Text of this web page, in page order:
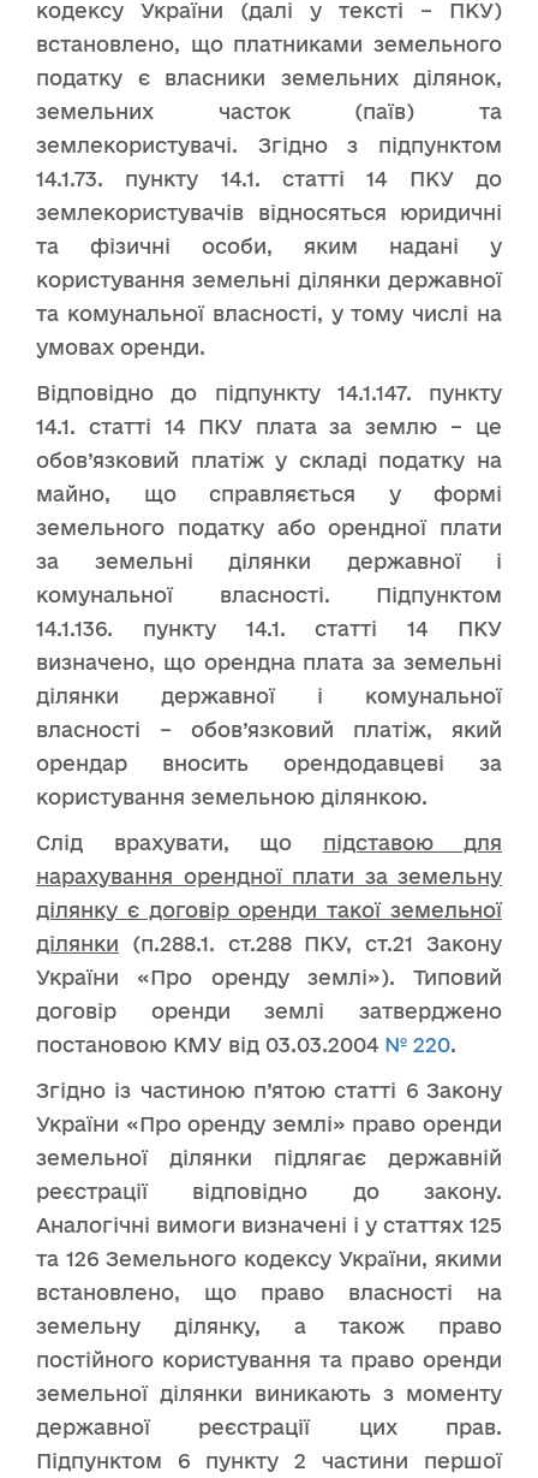
кодексу України (далі у тексті – ПКУ)
встановлено, що платниками земельного
податку є власники земельних ділянок,
земельних часток (паїв) та
землекористувачі. Згідно з підпунктом
14.1.73. пункту 14.1. статті 14 ПКУ до
землекористувачів відносяться юридичні
та фізичні особи, яким надані у
користування земельні ділянки державної
та комунальної власності, у тому числі на
умовах оренди.
Відповідно до підпункту 14.1.147. пункту
14.1. статті 14 ПКУ плата за землю – це
обов’язковий платіж у складі податку на
майно, що справляється у формі
земельного податку або орендної плати
за земельні ділянки державної і
комунальної власності. Підпунктом
14.1.136. пункту 14.1. статті 14 ПКУ
визначено, що орендна плата за земельні
ділянки державної і комунальної
власності – обов’язковий платіж, який
орендар вносить орендодавцеві за
користування земельною ділянкою.
Слід врахувати, що підставою для
нарахування орендної плати за земельну
ділянку є договір оренди такої земельної
ділянки (п.288.1. ст.288 ПКУ, ст.21 Закону
України «Про оренду землі»). Типовий
договір оренди землі затверджено
постановою КМУ від 03.03.2004 № 220.
Згідно із частиною п’ятою статті 6 Закону
України «Про оренду землі» право оренди
земельної ділянки підлягає державній
реєстрації відповідно до закону.
Аналогічні вимоги визначені і у статтях 125
та 126 Земельного кодексу України, якими
встановлено, що право власності на
земельну ділянку, а також право
постійного користування та право оренди
земельної ділянки виникають з моменту
державної реєстрації цих прав.
Підпунктом 6 пункту 2 частини першої